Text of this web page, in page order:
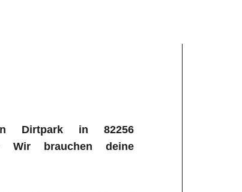
Dirtpark in 82256
Wir brauchen deine